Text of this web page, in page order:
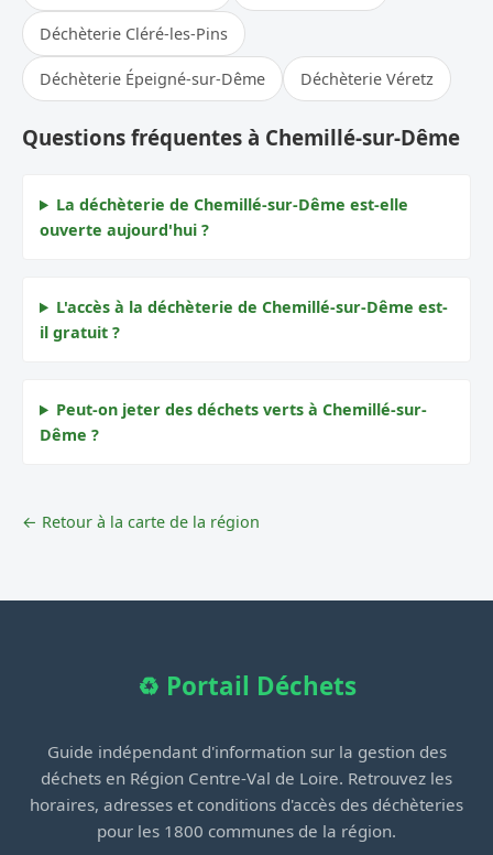
Déchèterie Cléré-les-Pins
Déchèterie Épeigné-sur-Dême Déchèterie Véretz
Questions fréquentes à Chemillé-sur-Dême
La déchèterie de Chemillé-sur-Dême est-elle
ouverte aujourd'hui ?
L'accès à la déchèterie de Chemillé-sur-Dême est-
il gratuit ?
Peut-on jeter des déchets verts à Chemillé-sur-
Dême ?
← Retour à la carte de la région
♻️ Portail Déchets
Guide indépendant d'information sur la gestion des
déchets en Région Centre-Val de Loire. Retrouvez les
horaires, adresses et conditions d'accès des déchèteries
pour les 1800 communes de la région.